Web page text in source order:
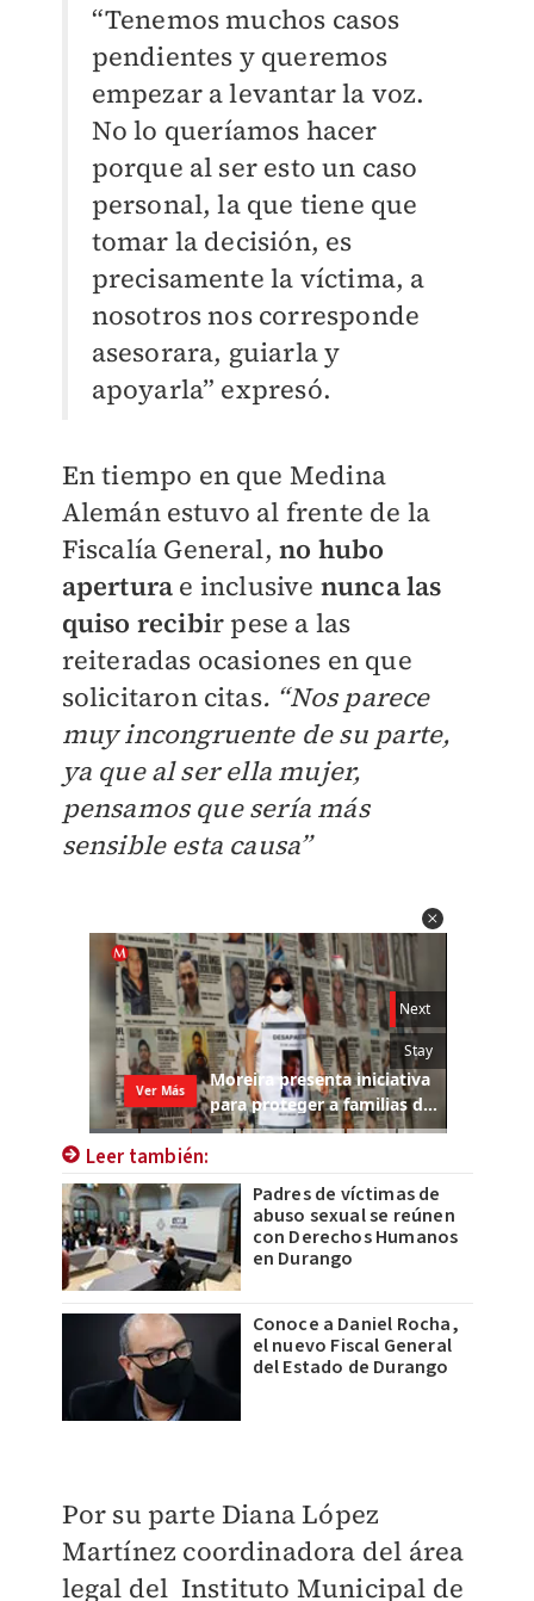
“Tenemos muchos casos
pendientes y queremos
empezar a levantar la voz.
No lo queríamos hacer
porque al ser esto un caso
personal, la que tiene que
tomar la decisión, es
precisamente la víctima, a
nosotros nos corresponde
asesorara, guiarla y
apoyarla” expresó.
En tiempo en que Medina
Alemán estuvo al frente de la
Fiscalía General,no hubo
apertura e inclusive nunca las
quiso recibir pese a las
reiteradas ocasiones en que
solicitaron citas. “Nos parece
muy incongruente de su parte,
ya que al ser ella mujer,
pensamos que sería más
sensible esta causa”
Leer también:
Padres de víctimas de
abuso sexual se reúnen
con Derechos Humanos
en Durango
Conoce a Daniel Rocha,
el nuevo Fiscal General
del Estado de Durango
Por su parte Diana López
Martínez coordinadora del área
legal del Instituto Municipal de